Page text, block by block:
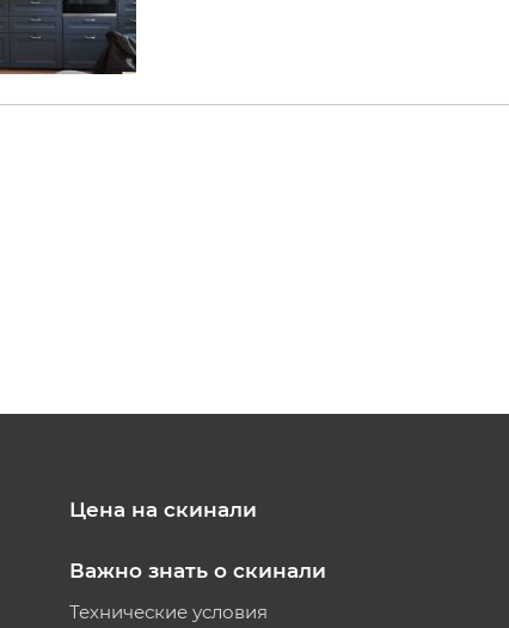
Цена на скинали
Важно знать о скинали
Технические условия